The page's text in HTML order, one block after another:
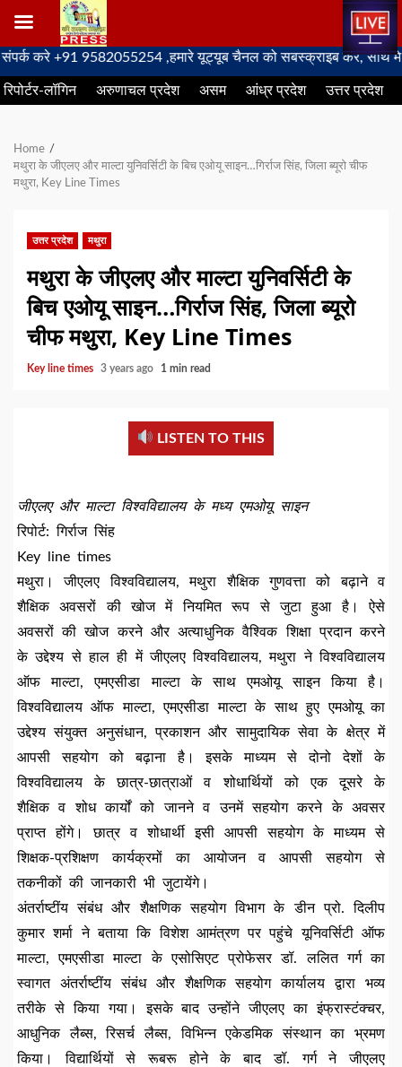
Skip
to
content
+91 9582055254 ,हमारे यूट्यूब चैनल को सबस्क्राइब करें, साथ मे हमारे
रिपोर्टर-लॉगिन अरुणाचल प्रदेश असम आंध्र प्रदेश उत्तर प्रदेश
Home
मथुरा के जीएलए और माल्टा युनिवर्सिटी के बिच एओयू साइन…गिर्राज सिंह, जिला ब्यूरो चीफ
मथुरा, Key Line Times
उत्तर प्रदेश मथुरा
मथुरा के जीएलए और माल्टा युनिवर्सिटी के
बिच एओयू साइन…गिर्राज सिंह, जिला ब्यूरो
चीफ मथुरा, Key Line Times
Key line times 3 years ago 1 min read
LISTEN TO THIS
जीएलए और माल्टा विश्वविद्यालय के मध्य एमओयू साइन
रिपोर्ट: गिर्राज सिंह
Key line times
मथुरा। जीएलए विश्वविद्यालय, मथुरा शैक्षिक गुणवत्ता को बढ़ाने व
शैक्षिक अवसरों की खोज में नियमित रूप से जुटा हुआ है। ऐसे
अवसरों की खोज करने और अत्याधुनिक वैश्विक शिक्षा प्रदान करने
के उद्देश्य से हाल ही में जीएलए विश्वविद्यालय, मथुरा ने विश्वविद्यालय
ऑफ माल्टा, एमएसीडा माल्टा के साथ एमओयू साइन किया है।
विश्वविद्यालय ऑफ माल्टा, एमएसीडा माल्टा के साथ हुए एमओयू का
उद्देश्य संयुक्त अनुसंधान, प्रकाशन और सामुदायिक सेवा के क्षेत्र में
आपसी सहयोग को बढ़ाना है। इसके माध्यम से दोनो देशों के
विश्वविद्यालय के छात्र-छात्राओं व शोधार्थियों को एक दूसरे के
शैक्षिक व शोध कार्यों को जानने व उनमें सहयोग करने के अवसर
प्राप्त होंगे। छात्र व शोधार्थी इसी आपसी सहयोग के माध्यम से
शिक्षक-प्रशिक्षण कार्यक्रमों का आयोजन व आपसी सहयोग से
तकनीकों की जानकारी भी जुटायेंगे।
अंतर्राष्टींय संबंध और शैक्षणिक सहयोग विभाग के डीन प्रो. दिलीप
कुमार शर्मा ने बताया कि विशेश आमंत्रण पर पहुंचे यूनिवर्सिटी ऑफ
माल्टा, एमएसीडा माल्टा के एसोसिएट प्रोफेसर डॉ. ललित गर्ग का
स्वागत अंतर्राष्टींय संबंध और शैक्षणिक सहयोग कार्यालय द्वारा भव्य
तरीके से किया गया। इसके बाद उन्होंने जीएलए का इंफ्रास्टंक्चर,
आधुनिक लैब्स, रिसर्च लैब्स, विभिन्न एकेडमिक संस्थान का भ्रमण
किया। विद्यार्थियों से रूबरू होने के बाद डॉ. गर्ग ने जीएलए